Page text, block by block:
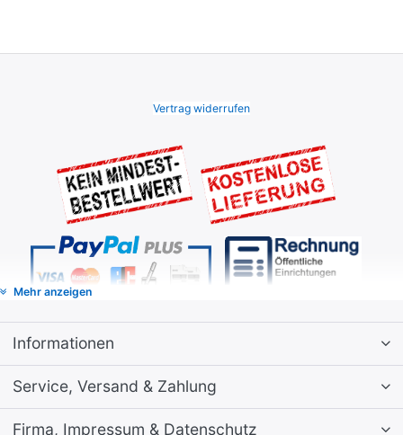
Vertrag widerrufen
Mehr anzeigen
Informationen
Service, Versand & Zahlung
Firma, Impressum & Datenschutz